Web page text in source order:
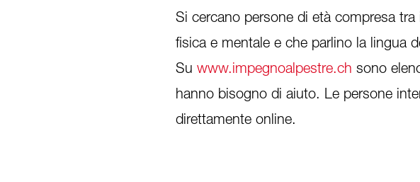
Si cercano persone di età compresa
fisica e mentale e che parlino la lingua
Su www.impegnoalpestre.ch sono
hanno bisogno di aiuto. Le persone
direttamente online.